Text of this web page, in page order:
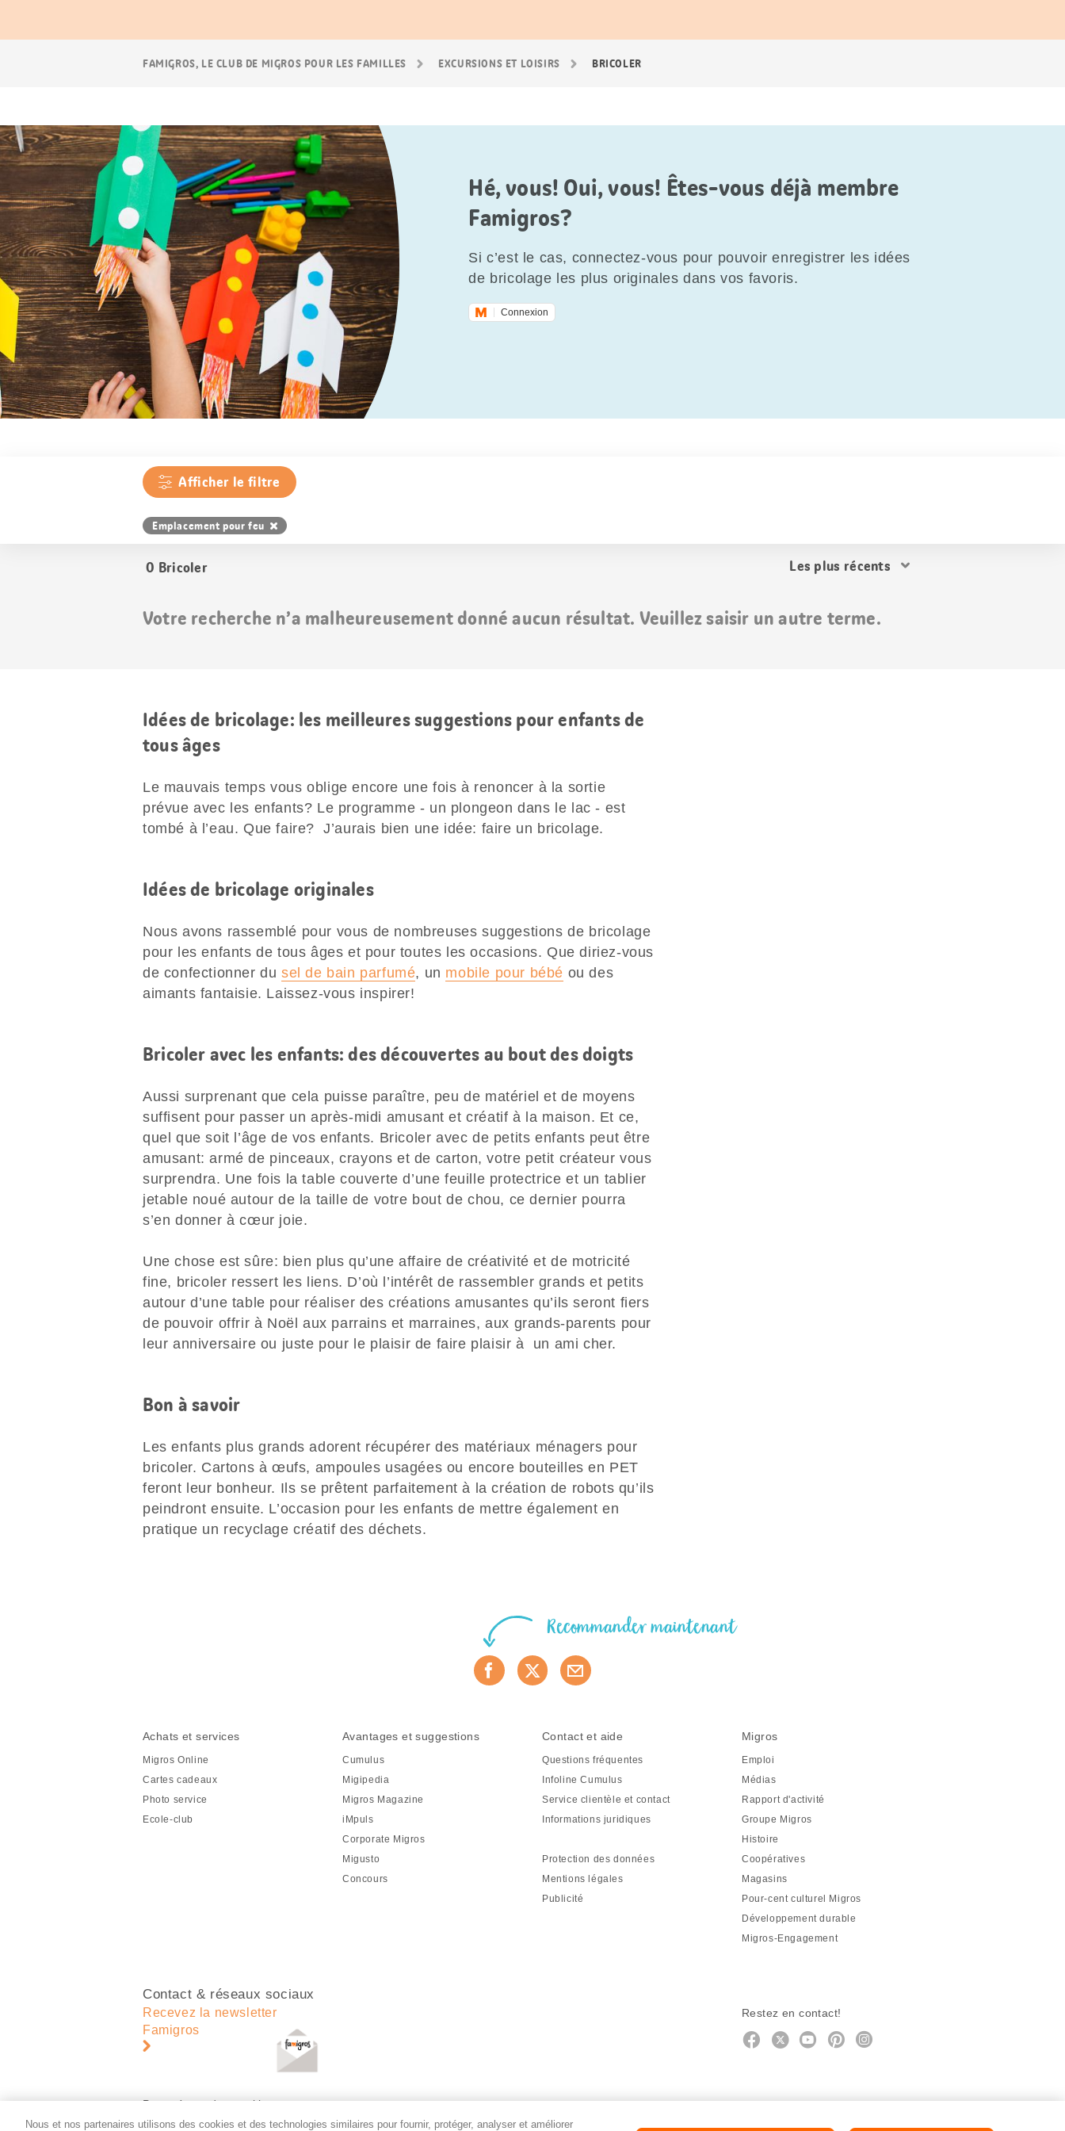
FAMIGROS, LE CLUB DE MIGROS POUR LES FAMILLES EXCURSIONS ET LOISIRS BRICOLER
Hé, vous! Oui, vous! Êtes-vous déjà membre
Famigros?
Si c’est le cas, connectez-vous pour pouvoir enregistrer les idées
de bricolage les plus originales dans vos favoris.
Connexion
Afficher le filtre
Emplacement pour feu
0 Bricoler
Trier
Votre recherche n’a malheureusement donné aucun résultat. Veuillez saisir un autre terme.
Idées de bricolage: les meilleures suggestions pour enfants de
tous âges
Le mauvais temps vous oblige encore une fois à renoncer à la sortie
prévue avec les enfants? Le programme - un plongeon dans le lac - est
tombé à l’eau. Que faire? J’aurais bien une idée: faire un bricolage.
Idées de bricolage originales
Nous avons rassemblé pour vous de nombreuses suggestions de bricolage
pour les enfants de tous âges et pour toutes les occasions. Que diriez-vous
de confectionner dusel de bain parfumé, un mobile pour bébé ou des
aimants fantaisie. Laissez-vous inspirer!
Bricoler avec les enfants: des découvertes au bout des doigts
Aussi surprenant que cela puisse paraître, peu de matériel et de moyens
suffisent pour passer un après-midi amusant et créatif à la maison. Et ce,
quel que soit l’âge de vos enfants. Bricoler avec de petits enfants peut être
amusant: armé de pinceaux, crayons et de carton, votre petit créateur vous
surprendra. Une fois la table couverte d’une feuille protectrice et un tablier
jetable noué autour de la taille de votre bout de chou, ce dernier pourra
s’en donner à cœur joie.
Une chose est sûre: bien plus qu’une affaire de créativité et de motricité
fine, bricoler ressert les liens. D’où l’intérêt de rassembler grands et petits
autour d’une table pour réaliser des créations amusantes qu’ils seront fiers
de pouvoir offrir à Noël aux parrains et marraines, aux grands-parents pour
leur anniversaire ou juste pour le plaisir de faire plaisir à un ami cher.
Bon à savoir
Les enfants plus grands adorent récupérer des matériaux ménagers pour
bricoler. Cartons à œufs, ampoules usagées ou encore bouteilles en PET
feront leur bonheur. Ils se prêtent parfaitement à la création de robots qu’ils
peindront ensuite. L’occasion pour les enfants de mettre également en
pratique un recyclage créatif des déchets.
Recommander maintenant
Achats et services
Migros Online
Cartes cadeaux
Photo service
Ecole-club
Avantages et suggestions
Cumulus
Migipedia
Migros Magazine
iMpuls
Corporate Migros
Migusto
Concours
Contact et aide
Questions fréquentes
Infoline Cumulus
Service clientèle et contact
Informations juridiques
Protection des données
Mentions légales
Publicité
Migros
Emploi
Médias
Rapport d'activité
Groupe Migros
Histoire
Coopératives
Magasins
Pour-cent culturel Migros
Développement durable
Migros-Engagement
Contact & réseaux sociaux
Recevez la newsletter
Famigros
Restez en contact!
Facebook
http://twitter.com/migros
https://www.youtube.com/user/
PinterestInstagram
Paramètres des cookies
Nous et nos partenaires utilisons des cookies et des technologies similaires pour fournir, protéger, analyser et améliorer